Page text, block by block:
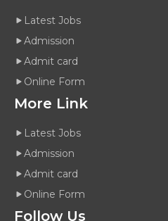
Latest Jobs
Admission
Admit card
Online Form
More Link
Latest Jobs
Admission
Admit card
Online Form
Follow Us